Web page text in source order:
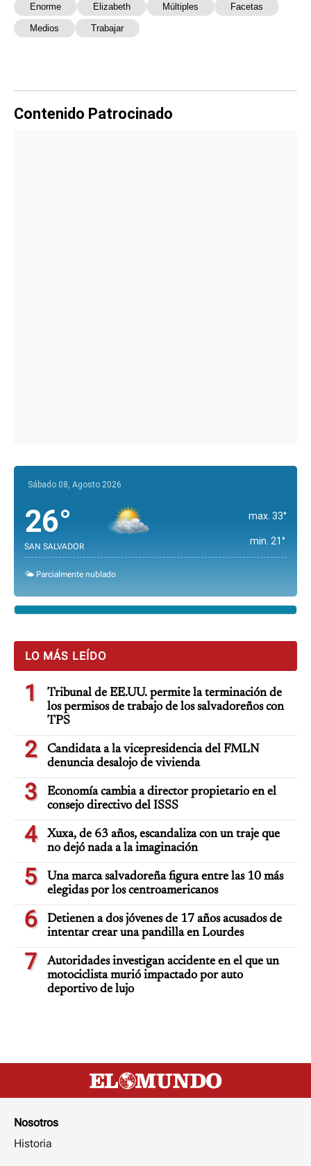
Enorme Elizabeth Múltiples Facetas
Medios Trabajar
Contenido Patrocinado
Sábado 08, Agosto 2026
26°
SAN SALVADOR
max. 33°
min. 21°
🌤️ Parcialmente nublado
LO MÁS LEÍDO
1
Tribunal de EE.UU. permite la terminación de
los permisos de trabajo de los salvadoreños con
TPS
2
Candidata a la vicepresidencia del FMLN
denuncia desalojo de vivienda
3
Economía cambia a director propietario en el
consejo directivo del ISSS
4
Xuxa, de 63 años, escandaliza con un traje que
no dejó nada a la imaginación
5
Una marca salvadoreña figura entre las 10 más
elegidas por los centroamericanos
6
Detienen a dos jóvenes de 17 años acusados de
intentar crear una pandilla en Lourdes
7
Autoridades investigan accidente en el que un
motociclista murió impactado por auto
deportivo de lujo
Nosotros
Historia